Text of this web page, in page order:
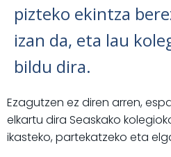
pizteko ekintza
izan da, eta lau
bildu dira.
Ezagutzen ez diren arren,
elkartu dira Seaskako
ikasteko, partekatzeko eta